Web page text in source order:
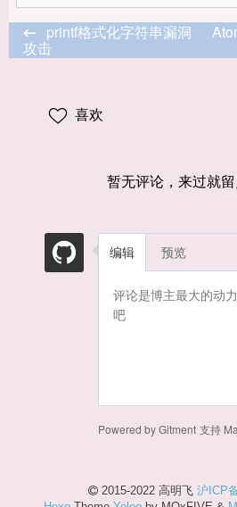
printf格式化字符串漏洞
攻击
喜欢
暂无评论，来过就
编辑 预览
Powered by Gitment 支持
2015-2022 高明飞 沪ICP